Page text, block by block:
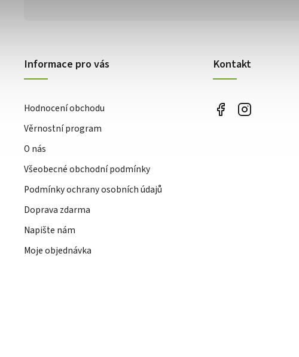
Informace pro vás
Hodnocení obchodu
Věrnostní program
O nás
Všeobecné obchodní podmínky
Podmínky ochrany osobních údajů
Doprava zdarma
Napište nám
Moje objednávka
Kontakt